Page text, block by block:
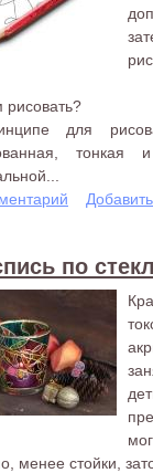
рисовать?
для
по
менее стойки,